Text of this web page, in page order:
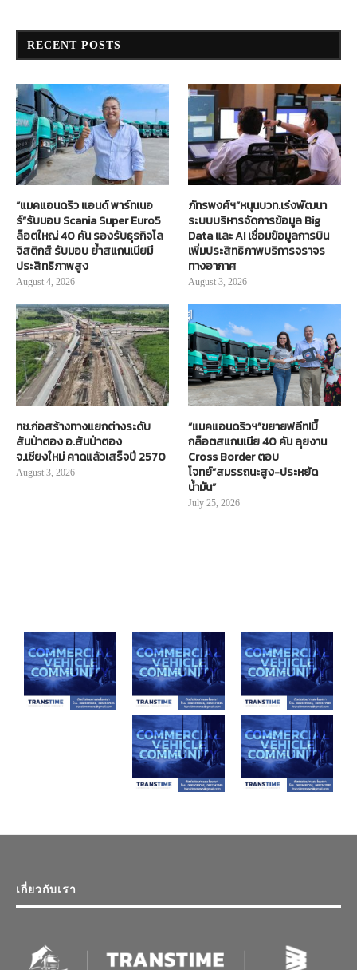
RECENT POSTS
“แมคแอนดริว แอนด์ พาร์ทเนอ
ร์”รับมอบ Scania Super Euro5
ล็อตใหญ่ 40 คัน รองรับธุรกิจโล
จิสติกส์ รับมอบ ย้ำสแกนเนียมี
ประสิทธิภาพสูง
August 4, 2026
ภัทรพงศ์ฯ”หนุนบวท.เร่งพัฒนา
ระบบบริหารจัดการข้อมูล Big
Data และ AI เชื่อมข้อมูลการบิน
เพิ่มประสิทธิภาพบริการจราจร
ทางอากาศ
August 3, 2026
ทช.ก่อสร้างทางแยกต่างระดับ
สันป่าตอง อ.สันป่าตอง
จ.เชียงใหม่ คาดแล้วเสร็จปี 2570
August 3, 2026
“แมคแอนดริวฯ”ขยายฟลีท!บิ๊
กล็อตสแกนเนีย 40 คัน ลุยงาน
Cross Border ตอบ
โจทย์“สมรรถนะสูง-ประหยัด
น้ำมัน”
July 25, 2026
เกี่ยวกับเรา